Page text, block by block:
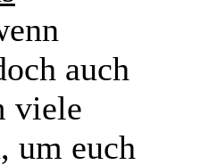
auch
viele
um euch